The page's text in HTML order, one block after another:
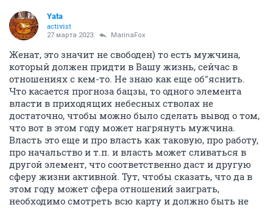
Yata
activist
27 марта 2023 MarinaFox
Женат, это значит не свободен) то есть мужчина,
который должен придти в Вашу жизнь, сейчас в
отношениях с кем-то. Не знаю как еще об"яснить.
Что касается прогноза бацзы, то одного элемента
власти в приходящих небесных стволах не
достаточно, чтобы можно было сделать вывод о том,
что вот в этом году может нагрянуть мужчина.
Власть это еще и про власть как таковую, про работу,
про начальство и т.п. и власть может сливаться в
другой элемент, что соответственно даст и другую
сферу жизни активной. Тут, чтобы сказать, что да в
этом году может сфера отношений заиграть,
необходимо смотреть всю карту и должно быть не